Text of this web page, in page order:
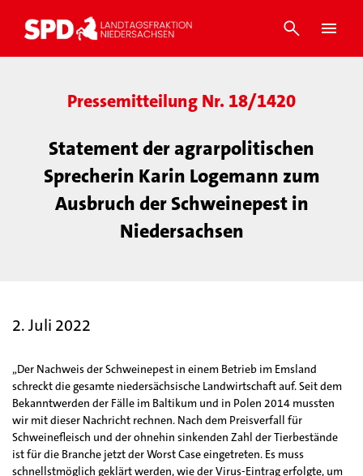
Pressemitteilung Nr. 18/1420
Statement der agrarpolitischen
Sprecherin Karin Logemann zum
Ausbruch der Schweinepest in
Niedersachsen
2. Juli 2022
„Der Nachweis der Schweinepest in einem Betrieb im Emsland
schreckt die gesamte niedersächsische Landwirtschaft auf. Seit dem
Bekanntwerden der Fälle im Baltikum und in Polen 2014 mussten
wir mit dieser Nachricht rechnen. Nach dem Preisverfall für
Schweinefleisch und der ohnehin sinkenden Zahl der Tierbestände
ist für die Branche jetzt der Worst Case eingetreten. Es muss
schnellstmöglich geklärt werden, wie der Virus-Eintrag erfolgte, um